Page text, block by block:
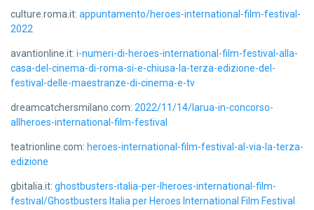
culture.roma.it: appuntamento/heroes-international-film-festival-
2022
avantionline.it: i-numeri-di-heroes-international-film-festival-alla-
casa-del-cinema-di-roma-si-e-chiusa-la-terza-edizione-del-
festival-delle-maestranze-di-cinema-e-tv
dreamcatchersmilano.com: 2022/11/14/larua-in-concorso-
allheroes-international-film-festival
teatrionline.com: heroes-international-film-festival-al-via-la-terza-
edizione
gbitalia.it: ghostbusters-italia-per-lheroes-international-film-
festival/Ghostbusters Italia per Heroes International Film Festival